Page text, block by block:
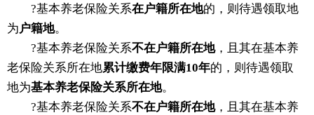
?基本养老保险关系在户籍所在地的，则待遇领取地
为户籍地。
?基本养老保险关系不在户籍所在地，且其在基本养
老保险关系所在地累计缴费年限满10年的，则待遇领取
地为基本养老保险关系所在地。
?基本养老保险关系不在户籍所在地，且其在基本养